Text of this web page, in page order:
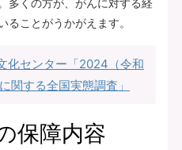
多くの方が、がんに対する経
ることがうかがえます。
化センター「2024（令和
関する全国実態調査」
保障内容